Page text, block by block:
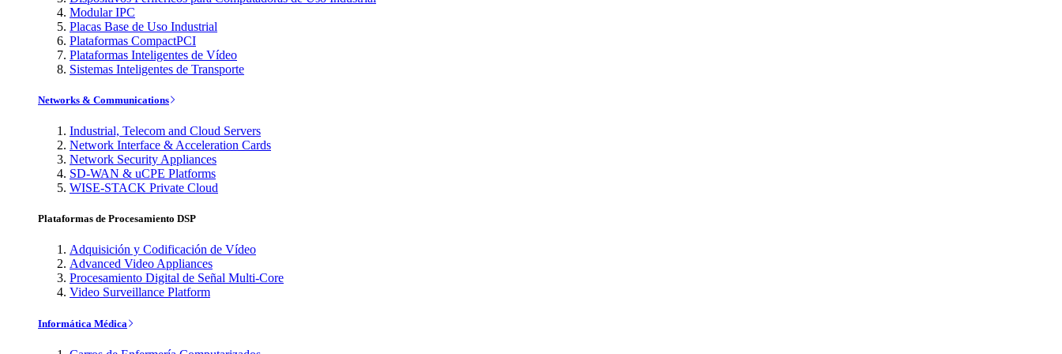
Modular IPC
Placas Base de Uso Industrial
Plataformas CompactPCI
Plataformas Inteligentes de Vídeo
Sistemas Inteligentes de Transporte
Networks & Communications
Industrial, Telecom and Cloud Servers
Network Interface & Acceleration Cards
Network Security Appliances
SD-WAN & uCPE Platforms
WISE-STACK Private Cloud
Plataformas de Procesamiento DSP
Adquisición y Codificación de Vídeo
Advanced Video Appliances
Procesamiento Digital de Señal Multi-Core
Video Surveillance Platform
Informática Médica